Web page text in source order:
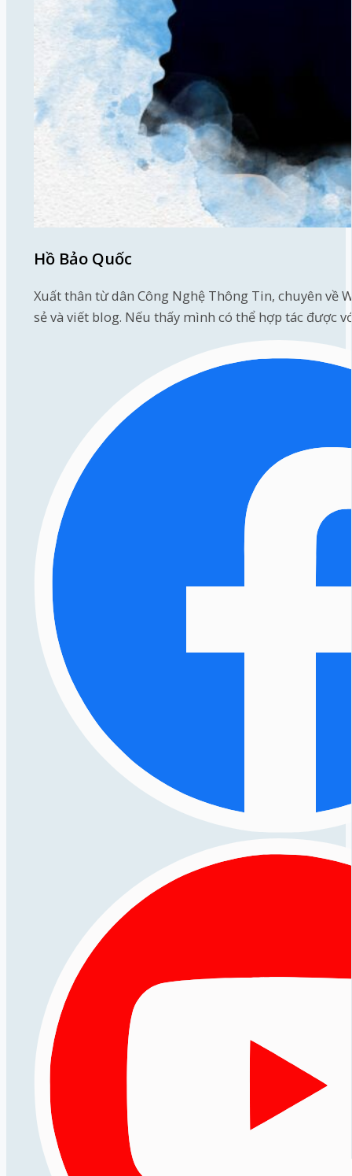
Hồ Bảo Quốc
Xuất thân từ dân Công Nghệ Thông Tin, chuyên về
sẻ và viết blog. Nếu thấy mình có thể hợp tác được